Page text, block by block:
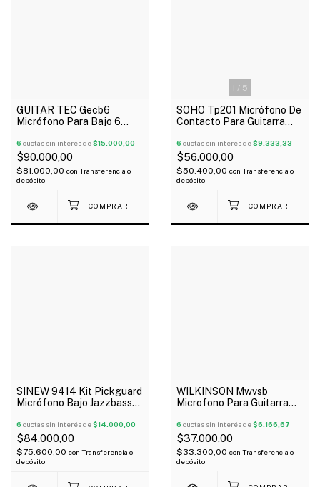
GUITAR TEC Gecb6
Micrófono Para Bajo 6
6 cuotas sin interés de$15.000,00
$90.000,00
$81.000,00 con Transferencia o
depósito
1 / 5
SOHO Tp201 Micrófono De
Contacto Para Guitarra
6 cuotas sin interés de$9.333,33
$56.000,00
$50.400,00 con Transferencia o
depósito
SINEW 9414 Kit Pickguard
Micrófono Bajo Jazzbass
6 cuotas sin interés de$14.000,00
$84.000,00
$75.600,00 con Transferencia o
depósito
WILKINSON Mwvsb
Microfono Para Guitarra
6 cuotas sin interés de$6.166,67
$37.000,00
$33.300,00 con Transferencia o
depósito